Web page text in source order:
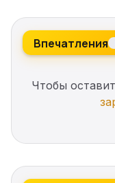
Впечатления
Чтобы